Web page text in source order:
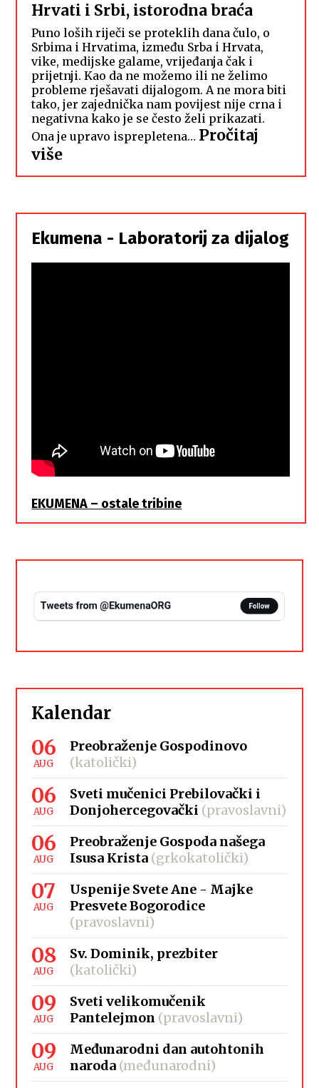
Hrvati i Srbi, istorodna braća
Puno loših riječi se proteklih dana čulo, o
Srbima i Hrvatima, između Srba i Hrvata,
vike, medijske galame, vrijeđanja čak i
prijetnji. Kao da ne možemo ili ne želimo
probleme rješavati dijalogom. A ne mora biti
tako, jer zajednička nam povijest nije crna i
negativna kako je se često želi prikazati.
Ona je upravo isprepletena… Pročitaj
više:
Hrvati
Srbi,
istorodna
braća
Ekumena - Laboratorij za dijalog
EKUMENA – ostale tribine
Kalendar
06
AUG
Preobraženje Gospodinovo
(katolički)
06
AUG
Sveti mučenici Prebilovački i
Donjohercegovački (pravoslavni)
06
AUG
Preobraženje Gospoda našega
Isusa Krista (grkokatolički)
07
AUG
Uspenije Svete Ane - Majke
Presvete Bogorodice
(pravoslavni)
08
AUG
Sv. Dominik, prezbiter
(katolički)
09
AUG
Sveti velikomučenik
Pantelejmon (pravoslavni)
09
AUG
Međunarodni dan autohtonih
naroda (međunarodni)